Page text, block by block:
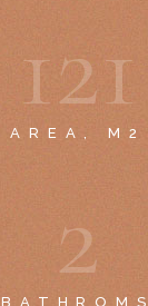
121
AREA, M2
2
BATHROMS